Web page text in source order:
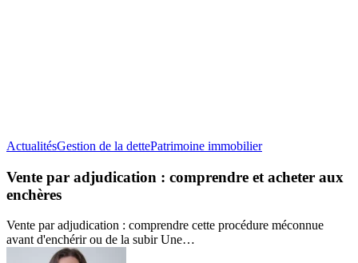
ActualitésGestion de la dettePatrimoine immobilierVente
adjudication
acheter
Vente par adjudication : comprendre et acheter aux
enchères
Vente par adjudication : comprendre cette procédure méconnue
avant d'enchérir ou de la subir Une…